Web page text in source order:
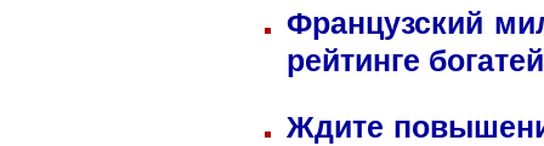
Французский
рейтинге
Ждите